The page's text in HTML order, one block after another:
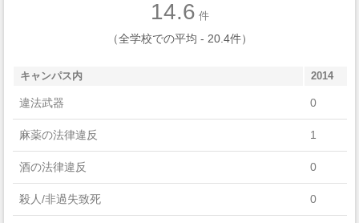
Family And Consumer Sciences/Human Sciences
Communication, Journalism, And Related Programs
Engineering
Multi/Interdisciplinary Studies
Homeland Security, Law Enforcement, Firefighting And Related
14.6 件
（全学校での平均 - 20.4件）
キャンパス内 2014
違法武器 0
麻薬の法律違反 1
酒の法律違反 0
殺人/非過失致死 0